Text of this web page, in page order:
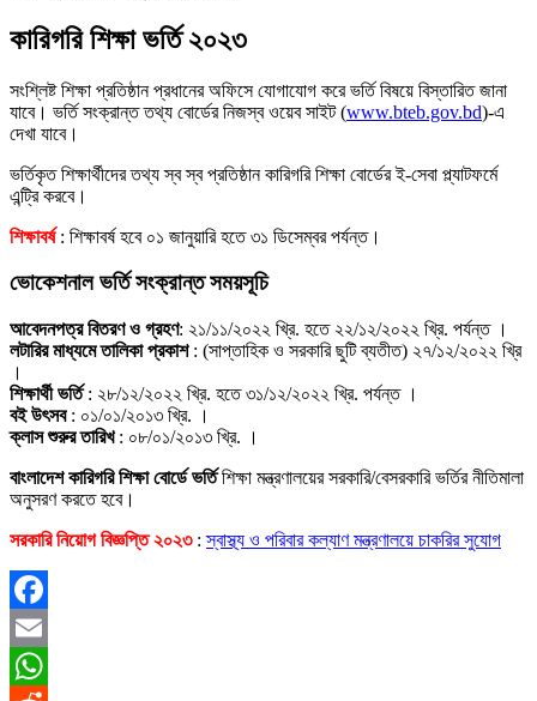
কারিগরি শিক্ষা ভর্তি ২০২৩
সংশ্লিষ্ট শিক্ষা প্রতিষ্ঠান প্রধানের অফিসে যোগাযোগ করে ভর্তি বিষয়ে বিস্তারিত জানা
যাবে। ভর্তি সংক্রান্ত তথ্য বোর্ডের নিজস্ব ওয়েব সাইট (www.bteb.gov.bd)-এ
দেখা যাবে।
ভর্তিকৃত শিক্ষার্থীদের তথ্য স্ব স্ব প্রতিষ্ঠান কারিগরি শিক্ষা বোর্ডের ই-সেবা প্ল্যাটফর্মে
এন্ট্রি করবে।
শিক্ষাবর্ষ : শিক্ষাবর্ষ হবে ০১ জানুয়ারি হতে ৩১ ডিসেম্বর পর্যন্ত।
ভোকেশনাল ভর্তি সংক্রান্ত সময়সূচি
আবেদনপত্র বিতরণ ও গ্রহণ: ২১/১১/২০২২ খ্রি. হতে ২২/১২/২০২২ খ্রি. পর্যন্ত ।
লটারির মাধ্যমে তালিকা প্রকাশ: (সাপ্তাহিক ও সরকারি ছুটি ব্যতীত) ২৭/১২/২০২২ খ্রি
।
শিক্ষার্থী ভর্তি: ২৮/১২/২০২২ খ্রি. হতে ৩১/১২/২০২২ খ্রি. পর্যন্ত ।
বই উৎসব: ০১/০১/২০১৩ খ্রি. ।
ক্লাস শুরুর তারিখ: ০৮/০১/২০১৩ খ্রি. ।
বাংলাদেশ কারিগরি শিক্ষা বোর্ডে ভর্তিশিক্ষা মন্ত্রণালয়ের সরকারি/বেসরকারি ভর্তির নীতিমালা
অনুসরণ করতে হবে।
সরকারি নিয়োগ বিজ্ঞপ্তি ২০২৩:স্বাস্থ্য ও পরিবার কল্যাণ মন্ত্রণালয়ে চাকরির সুযোগ
Facebook
Email